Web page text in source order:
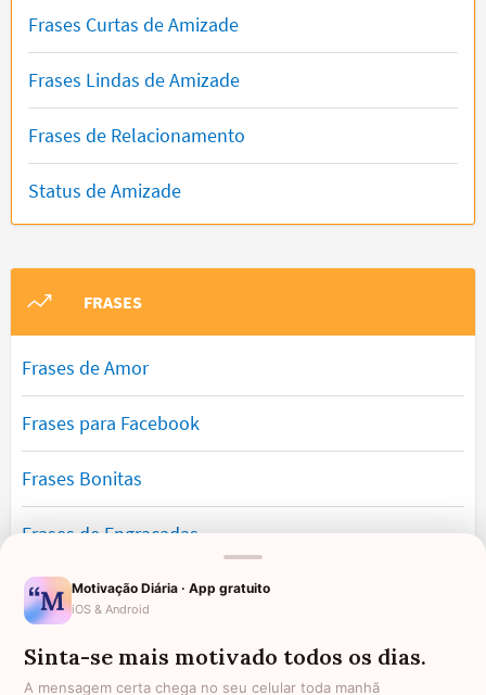
Frases Curtas de Amizade
Frases Lindas de Amizade
Frases de Relacionamento
Status de Amizade
FRASES
Frases de Amor
Frases para Facebook
Frases Bonitas
Frases de Engraçadas
Frases Românticas
Frases de Reflexão
Motivação Diária · App gratuito
iOS & Android
Sinta-se mais motivado todos os dias.
A mensagem certa chega no seu celular toda manhã